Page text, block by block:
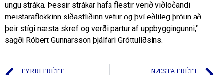
ungu stráka. Þessir strákar hafa flestir verið viðloðandi
meistaraflokkinn síðastliðinn vetur og því eðlileg þróun að
þeir stígi næsta skref og verði partur af uppbyggingunni,“
sagði Róbert Gunnarsson þjálfari Gróttuliðsins.
FYRRI FRÉTT NÆSTA FRÉTT